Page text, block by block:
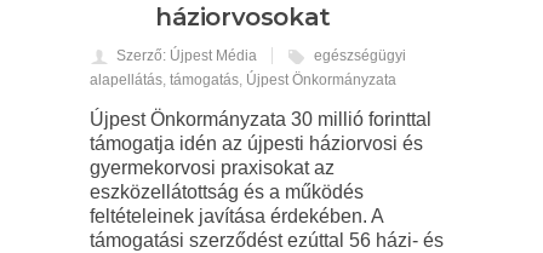
háziorvosokat
Szerző: Újpest Média
egészségügyi
alapellátás, támogatás, Újpest Önkormányzata
Újpest Önkormányzata 30 millió forinttal
támogatja idén az újpesti háziorvosi és
gyermekorvosi praxisokat az
eszközellátottság és a működés
feltételeinek javítása érdekében. A
támogatási szerződést ezúttal 56 házi- és